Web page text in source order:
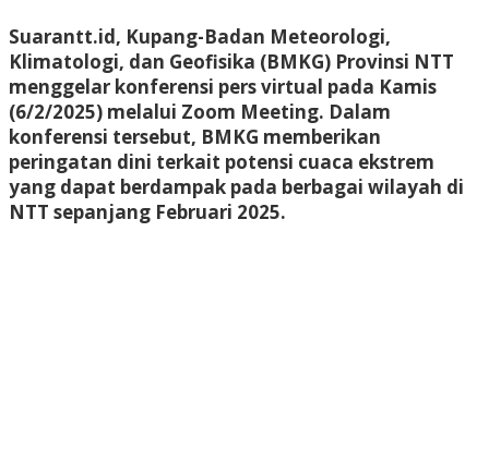
Suarantt.id, Kupang-Badan Meteorologi,
Klimatologi, dan Geofisika (BMKG) Provinsi NTT
menggelar konferensi pers virtual pada Kamis
(6/2/2025) melalui Zoom Meeting. Dalam
konferensi tersebut, BMKG memberikan
peringatan dini terkait potensi cuaca ekstrem
yang dapat berdampak pada berbagai wilayah di
NTT sepanjang Februari 2025.